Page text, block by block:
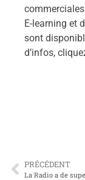
E-learning et
sont
d’infos,
PRÉCÉDENT
La Radio a de